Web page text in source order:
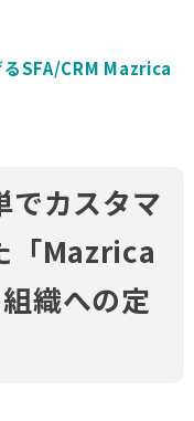
SFA/CRM Mazrica
でカスタマ
「Mazrica
織への定